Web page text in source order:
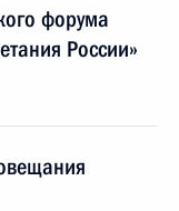
форума
России»